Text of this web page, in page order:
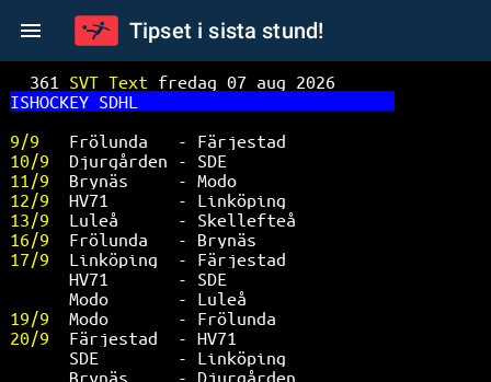
Tipset i sista stund!
361 SVT Text fredag 07 aug 2026
ISHOCKEY SDHL
9/9 Frölunda   - Färjestad
10/9 Djurgården - SDE
11/9 Brynäs     - Modo
12/9 HV71       - Linköping
13/9 Luleå      - Skellefteå
16/9 Frölunda   - Brynäs
17/9 Linköping  - Färjestad
HV71       - SDE
Modo       - Luleå
19/9 Modo       - Frölunda
20/9 Färjestad  - HV71
SDE        - Linköping
Brynäs     - Djurgården